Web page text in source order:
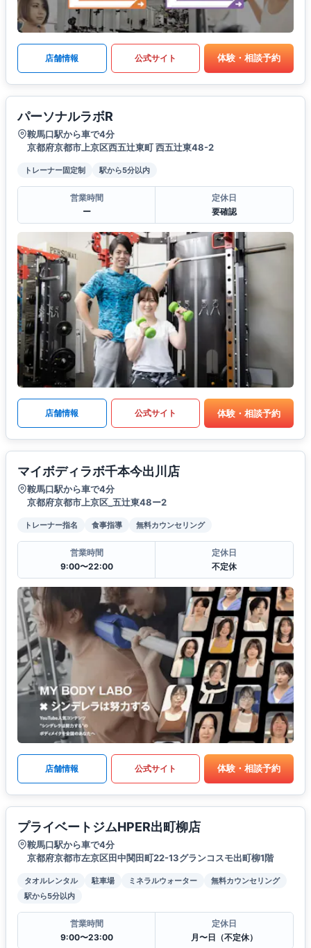
店舗情報 公式サイト 体験・相談予約
パーソナルラボR
鞍馬口駅から車で4分
京都府京都市上京区西五辻東町 西五辻東48-2
トレーナー固定制 駅から5分以内
営業時間
ー
定休日
要確認
店舗情報 公式サイト 体験・相談予約
マイボディラボ千本今出川店
鞍馬口駅から車で4分
京都府京都市上京区_五辻東48ー2
トレーナー指名 食事指導 無料カウンセリング
営業時間
9:00〜22:00
定休日
不定休
店舗情報 公式サイト 体験・相談予約
プライベートジムHPER出町柳店
鞍馬口駅から車で4分
京都府京都市左京区田中関田町22-13グランコスモ出町柳1階
タオルレンタル 駐車場 ミネラルウォーター
無料カウンセリング
駅から5分以内
営業時間
9:00〜23:00
定休日
月〜日（不定休）